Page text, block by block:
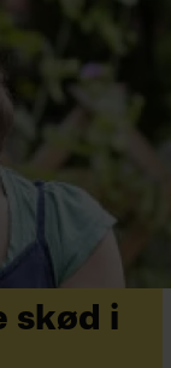
skød i